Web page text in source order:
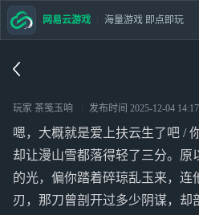
玩家 茶笺玉响 发布时间 2025-12-04 14:17
嗯，大概就是爱上扶云生了吧 /
却让漫山雪都落得轻了三分。原
的光，偏你踏着碎琼乱玉来，连
刃，那刀曾剖开过多少阴谋，却
网易云游戏 海量游戏 即点即玩